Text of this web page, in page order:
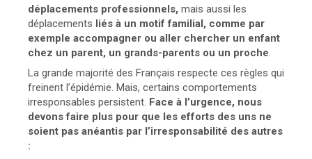
déplacements professionnels, mais aussi les
déplacements liés à un motif familial, comme par
exemple accompagner ou aller chercher un enfant
chez un parent, un grands-parents ou un proche.
La grande majorité des Français respecte ces règles qui
freinent l’épidémie. Mais, certains comportements
irresponsables persistent. Face à l’urgence, nous
devons faire plus pour que les efforts des uns ne
soient pas anéantis par l’irresponsabilité des autres
: